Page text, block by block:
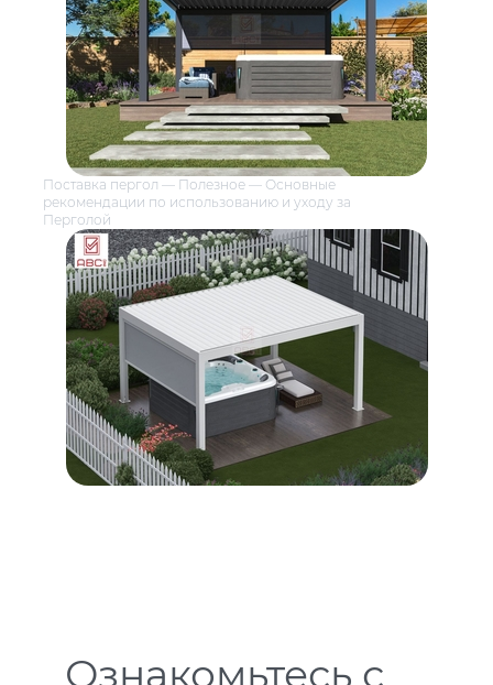
Поставка пергол — Полезное — Основные
рекомендации по использованию и уходу за
Перголой
Ознакомьтесь с